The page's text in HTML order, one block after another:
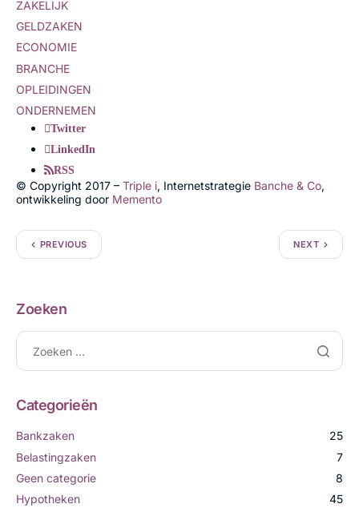
ZAKELIJK
GELDZAKEN
ECONOMIE
BRANCHE
OPLEIDINGEN
ONDERNEMEN
Twitter
LinkedIn
RSS
© Copyright 2017 – Triple i, Internetstrategie Banche & Co,
ontwikkeling door Memento
PREVIOUS NEXT
Zoeken
Categorieën
Bankzaken
25
Belastingzaken
7
Geen categorie
8
Hypotheken
45